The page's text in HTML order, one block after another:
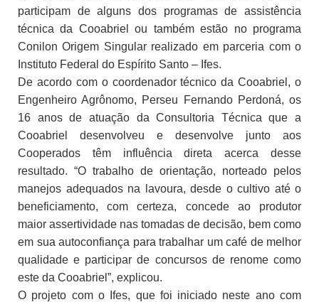
participam de alguns dos programas de assistência
técnica da Cooabriel ou também estão no programa
Conilon Origem Singular realizado em parceria com o
Instituto Federal do Espírito Santo – Ifes.
De acordo com o coordenador técnico da Cooabriel, o
Engenheiro Agrônomo, Perseu Fernando Perdoná, os
16 anos de atuação da Consultoria Técnica que a
Cooabriel desenvolveu e desenvolve junto aos
Cooperados têm influência direta acerca desse
resultado. “O trabalho de orientação, norteado pelos
manejos adequados na lavoura, desde o cultivo até o
beneficiamento, com certeza, concede ao produtor
maior assertividade nas tomadas de decisão, bem como
em sua autoconfiança para trabalhar um café de melhor
qualidade e participar de concursos de renome como
este da Cooabriel”, explicou.
O projeto com o Ifes, que foi iniciado neste ano com